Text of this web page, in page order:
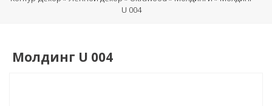
U 004
Молдинг U 004